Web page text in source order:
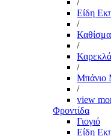
/
Είδη
/
/
/
Μπάνιο
/
view
Φροντίδα
Γιογιό
Είδη